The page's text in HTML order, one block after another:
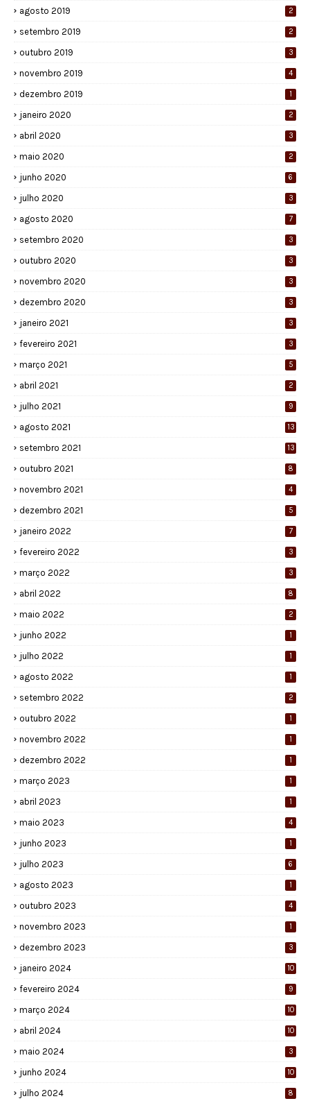
agosto 2019 2
setembro 2019 2
outubro 2019 3
novembro 2019 4
dezembro 2019 1
janeiro 2020 2
abril 2020 3
maio 2020 2
junho 2020 6
julho 2020 3
agosto 2020 7
setembro 2020 3
outubro 2020 3
novembro 2020 3
dezembro 2020 3
janeiro 2021 3
fevereiro 2021 3
março 2021 5
abril 2021 2
julho 2021 9
agosto 2021 13
setembro 2021 13
outubro 2021 8
novembro 2021 4
dezembro 2021 5
janeiro 2022 7
fevereiro 2022 3
março 2022 3
abril 2022 8
maio 2022 2
junho 2022 1
julho 2022 1
agosto 2022 1
setembro 2022 2
outubro 2022 1
novembro 2022 1
dezembro 2022 1
março 2023 1
abril 2023 1
maio 2023 4
junho 2023 1
julho 2023 6
agosto 2023 1
outubro 2023 4
novembro 2023 1
dezembro 2023 3
janeiro 2024 10
fevereiro 2024 9
março 2024 10
abril 2024 10
maio 2024 3
junho 2024 10
julho 2024 8